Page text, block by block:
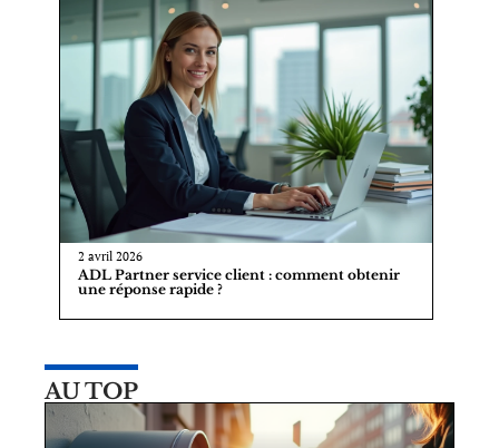
2 avril 2026
ADL Partner service client : comment obtenir
une réponse rapide ?
AU TOP